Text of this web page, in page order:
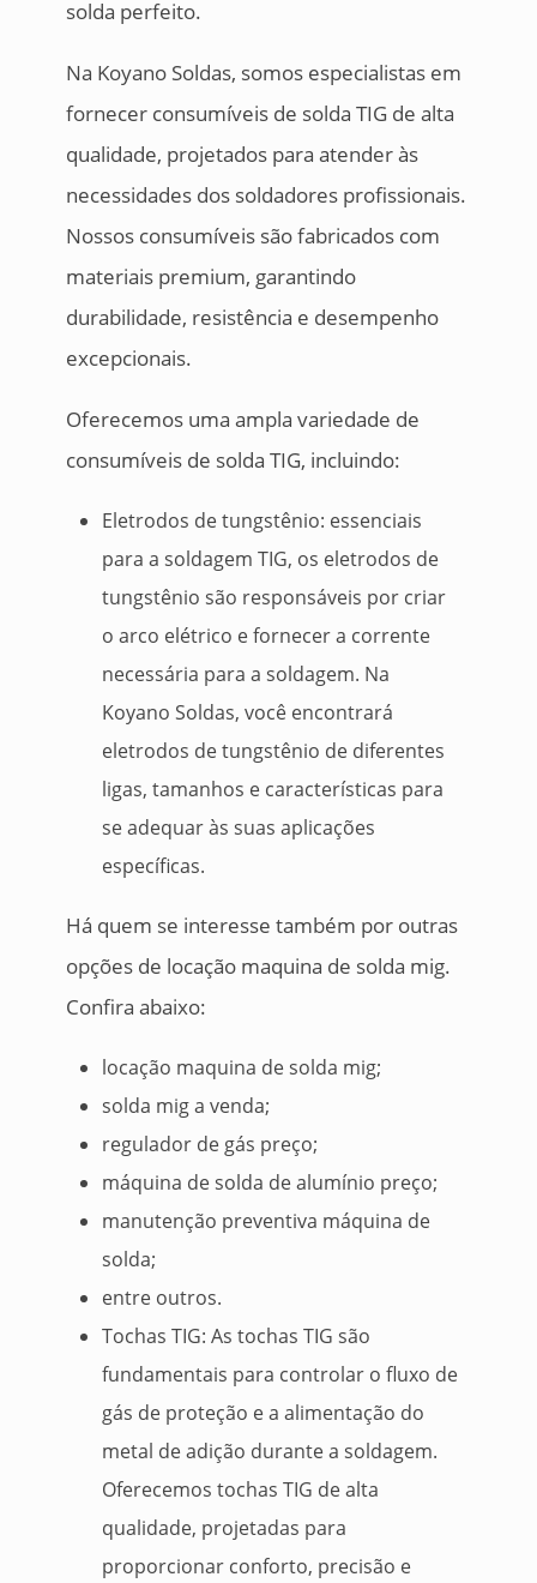
solda perfeito.
Na Koyano Soldas, somos especialistas em
fornecer consumíveis de solda TIG de alta
qualidade, projetados para atender às
necessidades dos soldadores profissionais.
Nossos consumíveis são fabricados com
materiais premium, garantindo
durabilidade, resistência e desempenho
excepcionais.
Oferecemos uma ampla variedade de
consumíveis de solda TIG, incluindo:
Eletrodos de tungstênio: essenciais
para a soldagem TIG, os eletrodos de
tungstênio são responsáveis por criar
o arco elétrico e fornecer a corrente
necessária para a soldagem. Na
Koyano Soldas, você encontrará
eletrodos de tungstênio de diferentes
ligas, tamanhos e características para
se adequar às suas aplicações
específicas.
Há quem se interesse também por outras
opções de locação maquina de solda mig.
Confira abaixo:
locação maquina de solda mig;
solda mig a venda;
regulador de gás preço;
máquina de solda de alumínio preço;
manutenção preventiva máquina de
solda;
entre outros.
Tochas TIG: As tochas TIG são
fundamentais para controlar o fluxo de
gás de proteção e a alimentação do
metal de adição durante a soldagem.
Oferecemos tochas TIG de alta
qualidade, projetadas para
proporcionar conforto, precisão e